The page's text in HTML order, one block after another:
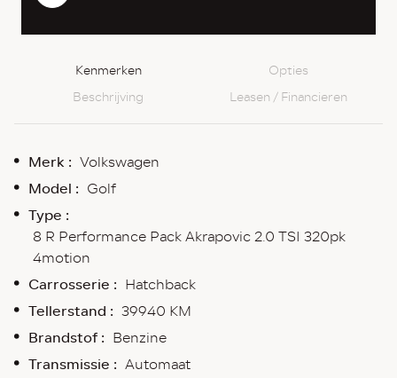
Kenmerken
Opties
Beschrijving
Leasen / Financieren
Merk : Volkswagen
Model : Golf
Type :
8 R Performance Pack Akrapovic 2.0 TSI 320pk
4motion
Carrosserie : Hatchback
Tellerstand : 39940 KM
Brandstof : Benzine
Transmissie : Automaat